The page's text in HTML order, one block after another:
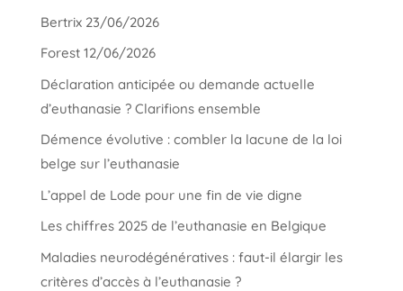
Bertrix 23/06/2026
Forest 12/06/2026
Déclaration anticipée ou demande actuelle
d’euthanasie ? Clarifions ensemble
Démence évolutive : combler la lacune de la loi
belge sur l’euthanasie
L’appel de Lode pour une fin de vie digne
Les chiffres 2025 de l’euthanasie en Belgique
Maladies neurodégénératives : faut-il élargir les
critères d’accès à l’euthanasie ?